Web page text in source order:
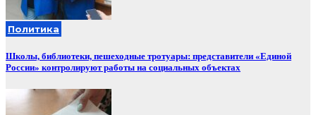
Политика
Школы, библиотеки, пешеходные тротуары: представители «Единой
России» контролируют работы на социальных объектах